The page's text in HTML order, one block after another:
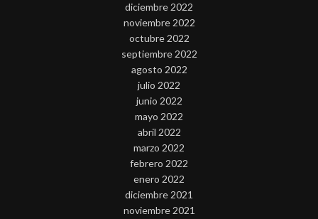
diciembre 2022
noviembre 2022
octubre 2022
septiembre 2022
agosto 2022
julio 2022
junio 2022
mayo 2022
abril 2022
marzo 2022
febrero 2022
enero 2022
diciembre 2021
noviembre 2021